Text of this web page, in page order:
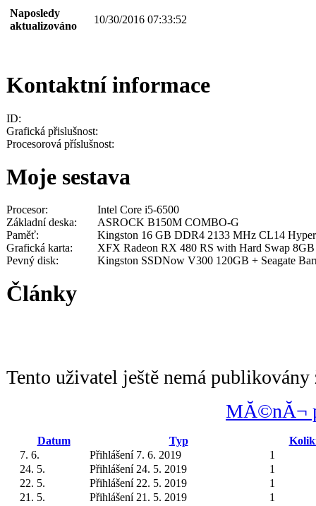
Naposledy
aktualizováno
10/30/2016 07:33:52
Kontaktní informace
ID:
Grafická přislušnost:
Procesorová příslušnost:
Moje sestava
Procesor:
Intel Core i5-6500
Základní deska:
ASROCK B150M COMBO-G
Paměť:
Kingston 16 GB DDR4 2133 MHz CL14
Grafická karta:
XFX Radeon RX 480 RS with Hard Swap
Pevný disk:
Kingston SSDNow V300 120GB + Seagate
Články
Tento uživatel ještě nemá publikovány
MĂ©nĂ¬
Datum Typ
7. 6.
Přihlášení 7. 6. 2019
1
24. 5.
Přihlášení 24. 5. 2019
1
22. 5.
Přihlášení 22. 5. 2019
1
21. 5.
Přihlášení 21. 5. 2019
1